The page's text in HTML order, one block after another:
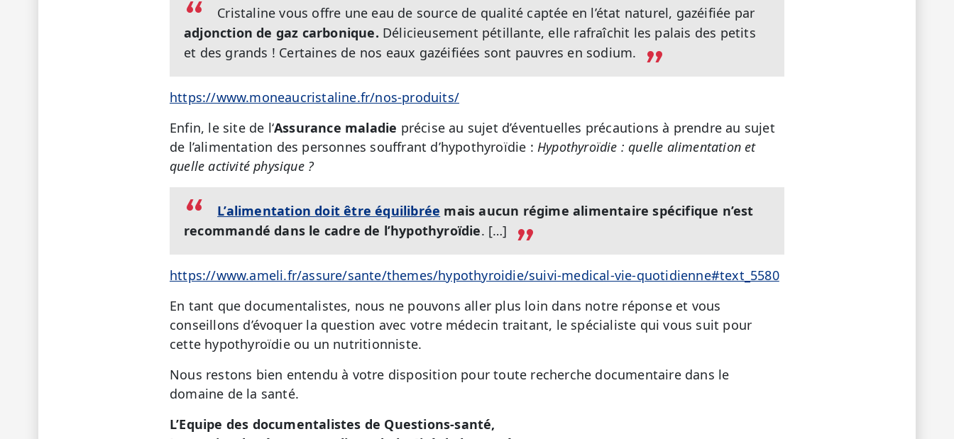
Cristaline vous offre une eau de source de qualité captée en l’état naturel, gazéifiée par
adjonction de gaz carbonique. Délicieusement pétillante, elle rafraîchit les palais des petits
et des grands ! Certaines de nos eaux gazéifiées sont pauvres en sodium.
https://www.moneaucristaline.fr/nos-produits/
Enfin, le site de l‘Assurance maladie précise au sujet d’éventuelles précautions à prendre au sujet
de l’alimentation des personnes souffrant d’hypothyroïdie :Hypothyroïdie : quelle alimentation et
quelle activité physique ?
L’alimentation doit être équilibrée mais aucun régime alimentaire spécifique n’est
recommandé dans le cadre de l’hypothyroïdie. […]
https://www.ameli.fr/assure/sante/themes/hypothyroidie/suivi-medical-vie-quotidienne#text_5580
En tant que documentalistes, nous ne pouvons aller plus loin dans notre réponse et vous
conseillons d’évoquer la question avec votre médecin traitant, le spécialiste qui vous suit pour
cette hypothyroïdie ou un nutritionniste.
Nous restons bien entendu à votre disposition pour toute recherche documentaire dans le
domaine de la santé.
L’Equipe des documentalistes de Questions-santé,